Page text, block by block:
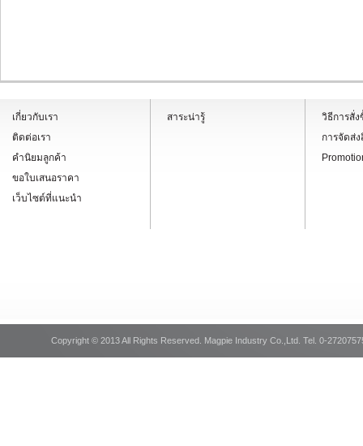
เกี่ยวกับเรา
ติดต่อเรา
คำนิยมลูกค้า
ขอใบเสนอราคา
เว็บไซต์ที่แนะนำ
สาระน่ารู้
วิธีการสั่ง
การจัดส่
Copyright © 2013 All Rights Reserved. Magpie Industry Co.,Ltd. Tel. 0-